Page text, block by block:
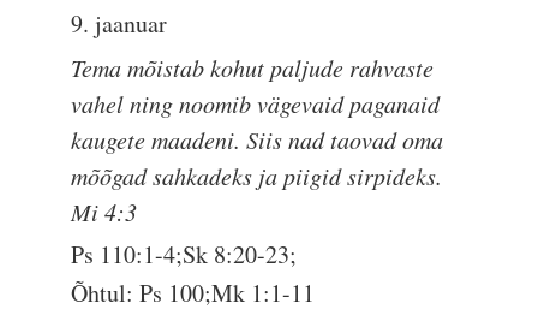
9. jaanuar
Tema mõistab kohut paljude rahvaste
vahel ning noomib vägevaid paganaid
kaugete maadeni. Siis nad taovad oma
mõõgad sahkadeks ja piigid sirpideks.
Mi 4:3
Ps 110:1-4;Sk 8:20-23;
Õhtul: Ps 100;Mk 1:1-11